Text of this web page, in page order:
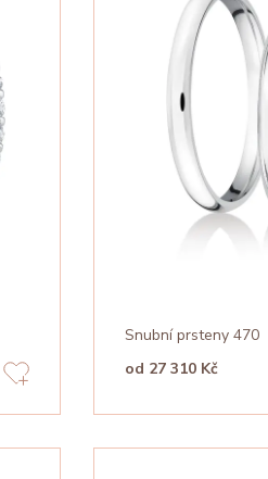
Snubní prsteny 470
od 27 310 Kč